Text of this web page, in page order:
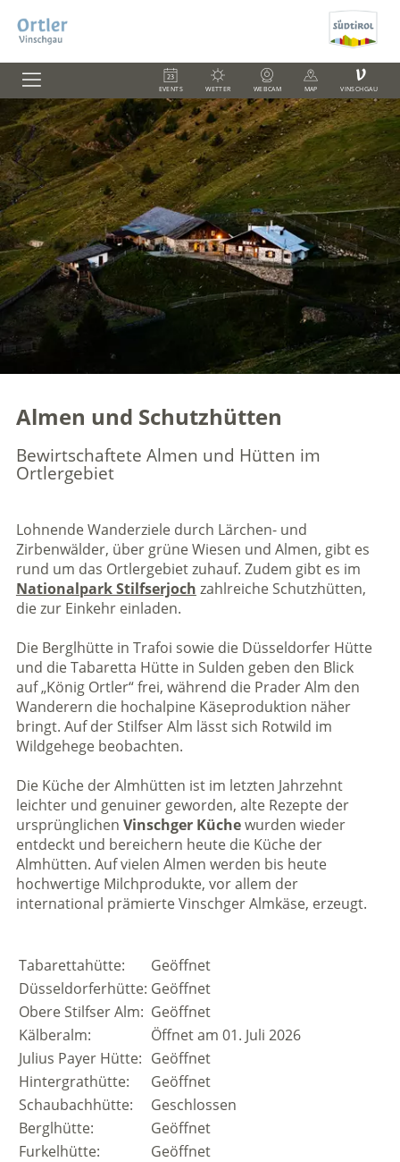
EVENTS WETTER WEBCAM MAP
V
VINSCHGAU
Almen und Schutzhütten
Bewirtschaftete Almen und Hütten im
Ortlergebiet
Lohnende Wanderziele durch Lärchen- und
Zirbenwälder, über grüne Wiesen und Almen, gibt es
rund um das Ortlergebiet zuhauf. Zudem gibt es im
Nationalpark Stilfserjoch zahlreiche Schutzhütten,
die zur Einkehr einladen.
Die Berglhütte in Trafoi sowie die Düsseldorfer Hütte
und die Tabaretta Hütte in Sulden geben den Blick
auf „König Ortler“ frei, während die Prader Alm den
Wanderern die hochalpine Käseproduktion näher
bringt. Auf der Stilfser Alm lässt sich Rotwild im
Wildgehege beobachten.
Die Küche der Almhütten ist im letzten Jahrzehnt
leichter und genuiner geworden, alte Rezepte der
ursprünglichen Vinschger Küchewurden wieder
entdeckt und bereichern heute die Küche der
Almhütten. Auf vielen Almen werden bis heute
hochwertige Milchprodukte, vor allem der
international prämierte Vinschger Almkäse, erzeugt.
Tabarettahütte:
Geöffnet
Düsseldorferhütte: Geöffnet
Obere Stilfser Alm: Geöffnet
Kälberalm:
Öffnet am 01. Juli 2026
Julius Payer Hütte: Geöffnet
Hintergrathütte:
Geöffnet
Schaubachhütte:
Geschlossen
Berglhütte:
Geöffnet
Furkelhütte:
Geöffnet